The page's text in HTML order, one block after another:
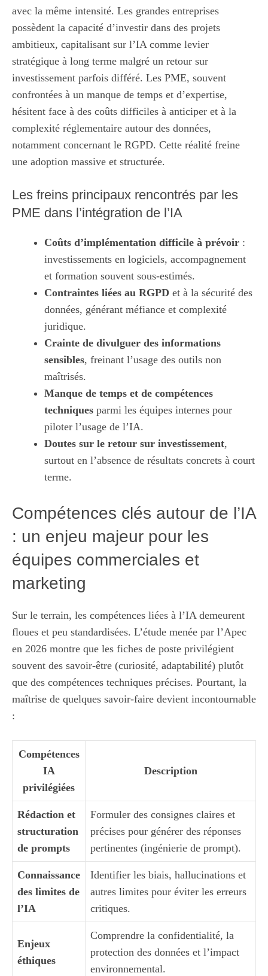
avec la même intensité. Les grandes entreprises
possèdent la capacité d’investir dans des projets
ambitieux, capitalisant sur l’IA comme levier
stratégique à long terme malgré un retour sur
investissement parfois différé. Les PME, souvent
confrontées à un manque de temps et d’expertise,
hésitent face à des coûts difficiles à anticiper et à la
complexité réglementaire autour des données,
notamment concernant le RGPD. Cette réalité freine
une adoption massive et structurée.
Les freins principaux rencontrés par les
PME dans l’intégration de l’IA
Coûts d’implémentation difficile à prévoir :
investissements en logiciels, accompagnement
et formation souvent sous-estimés.
Contraintes liées au RGPD et à la sécurité des
données, générant méfiance et complexité
juridique.
Crainte de divulguer des informations
sensibles, freinant l’usage des outils non
maîtrisés.
Manque de temps et de compétences
techniques parmi les équipes internes pour
piloter l’usage de l’IA.
Doutes sur le retour sur investissement,
surtout en l’absence de résultats concrets à court
terme.
Compétences clés autour de l’IA
: un enjeu majeur pour les
équipes commerciales et
marketing
Sur le terrain, les compétences liées à l’IA demeurent
floues et peu standardisées. L’étude menée par l’Apec
en 2026 montre que les fiches de poste privilégient
souvent des savoir-être (curiosité, adaptabilité) plutôt
que des compétences techniques précises. Pourtant, la
maîtrise de quelques savoir-faire devient incontournable
:
Compétences
IA
privilégiées
Description
Rédaction et
structuration
de prompts
Formuler des consignes claires et
précises pour générer des réponses
pertinentes (ingénierie de prompt).
Connaissance
des limites de
l’IA
Identifier les biais, hallucinations et
autres limites pour éviter les erreurs
critiques.
Enjeux
éthiques
Comprendre la confidentialité, la
protection des données et l’impact
environnemental.